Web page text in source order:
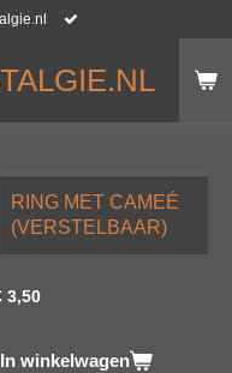
RING MET CAMEÉ
(VERSTELBAAR)
3,50
In winkelwagen